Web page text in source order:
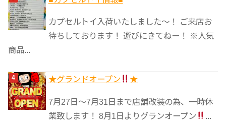
カプセルトイ入荷いたしました〜！ ご来店お
待ちしております！ 遊びにきてねー！ ※人気
商品...
★グランドオープン ★
7月27日〜7月31日まで店舗改装の為、一時休
業致します！ 8月1日よりグランオープン
...